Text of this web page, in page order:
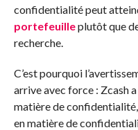
confidentialité peut
portefeuilleplutôt que
recherche.
C’est pourquoi
arrive avec force : Zcash
matière de
en matière de